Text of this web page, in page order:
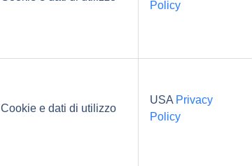
Policy
Cookie e dati di utilizzo
USA Privacy
Policy